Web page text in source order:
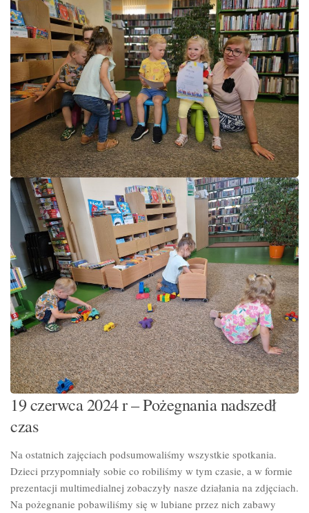
19 czerwca 2024 r – Pożegnania nadszedł
czas
Na ostatnich zajęciach podsumowaliśmy wszystkie spotkania.
Dzieci przypomniały sobie co robiliśmy w tym czasie, a w formie
prezentacji multimedialnej zobaczyły nasze działania na zdjęciach.
Na pożegnanie pobawiliśmy się w lubiane przez nich zabawy